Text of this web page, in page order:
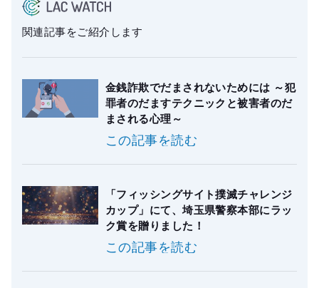
関連記事をご紹介します
金銭詐欺でだまされないためには ～犯
罪者のだますテクニックと被害者のだ
まされる心理～
この記事を読む
「フィッシングサイト撲滅チャレンジ
カップ」にて、埼玉県警察本部にラッ
ク賞を贈りました！
この記事を読む